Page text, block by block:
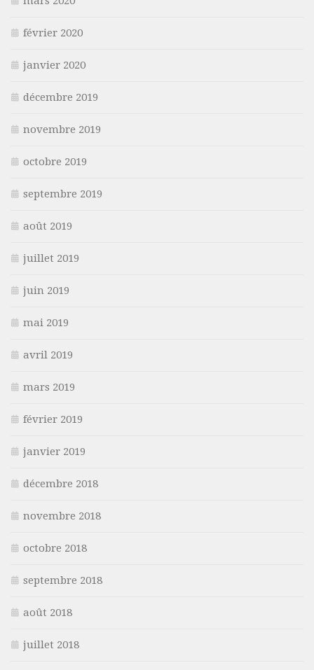
février 2020
janvier 2020
décembre 2019
novembre 2019
octobre 2019
septembre 2019
août 2019
juillet 2019
juin 2019
mai 2019
avril 2019
mars 2019
février 2019
janvier 2019
décembre 2018
novembre 2018
octobre 2018
septembre 2018
août 2018
juillet 2018